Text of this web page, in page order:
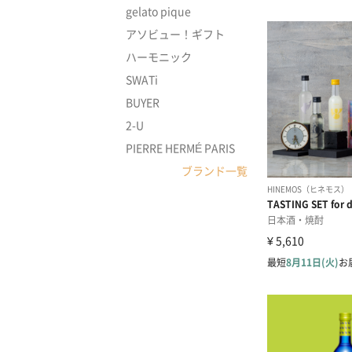
gelato pique
アソビュー！ギフト
ハーモニック
SWATi
BUYER
2-U
PIERRE HERMÉ PARIS
ブランド一覧